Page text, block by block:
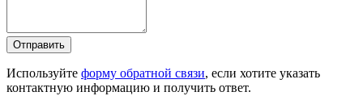
Отправить
Используйте форму обратной связи, если хотите указать
контактную информацию и получить ответ.